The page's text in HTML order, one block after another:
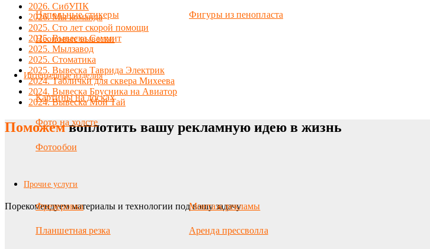
Напольные стикеры
Неоновые вывески
Фигуры из пенопласта
Интерьерные изделия
Картины на досках
Фото на холсте
Фотообои
Прочие услуги
Фрезеровка
Планшетная резка
Монтаж рекламы
Аренда прессволла
2026. СибУПК
2026. Мы команда
2025. Сто лет скорой помощи
2025. Вывеска Саммит
2025. Мылзавод
2025. Стоматика
2025. Вывеска Таврида Электрик
2024. Таблички для сквера Михеева
2024. Вывеска Брусника на Авиатор
2024. Вывеска Мой Тай
Поможемвоплотить вашу рекламную идею в жизнь
Порекомендуем материалы и технологии под вашу задачу